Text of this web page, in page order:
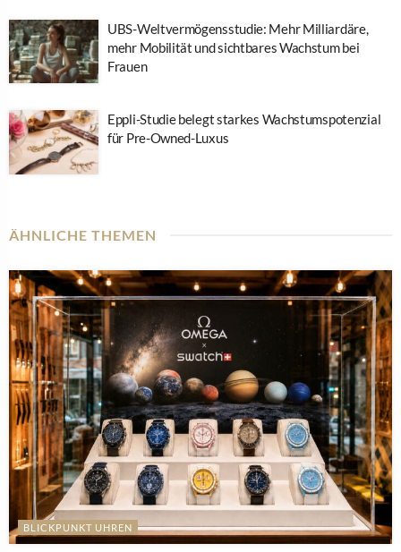
UBS-Weltvermögensstudie: Mehr Milliardäre,
mehr Mobilität und sichtbares Wachstum bei
Frauen
Eppli-Studie belegt starkes Wachstumspotenzial
für Pre-Owned-Luxus
ÄHNLICHE THEMEN
BLICKPUNKT UHREN